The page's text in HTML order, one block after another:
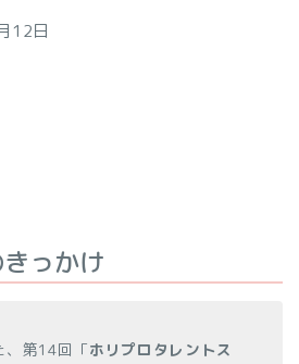
12日
っかけ
、第14回「ホリプロタレントス